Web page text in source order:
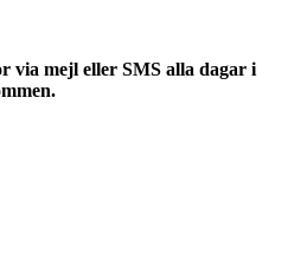
via mejl eller SMS alla dagar i